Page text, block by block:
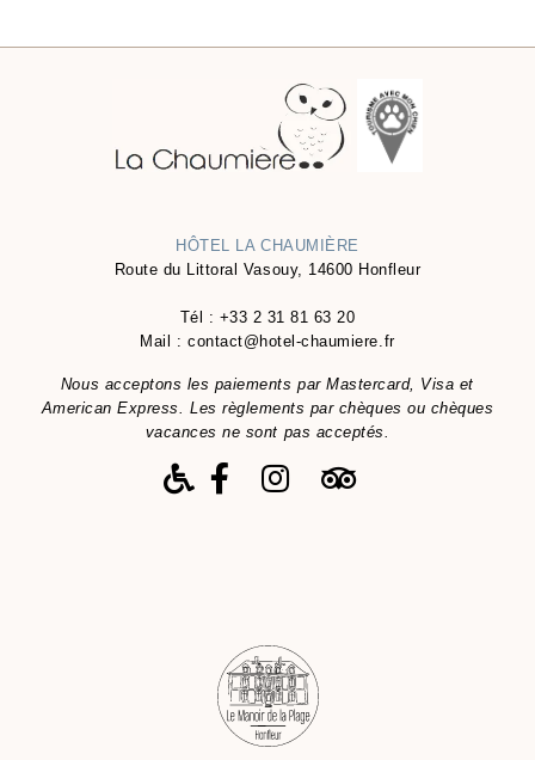
HÔTEL LA CHAUMIÈRE
Route du Littoral Vasouy, 14600 Honfleur
Tél : +33 2 31 81 63 20
Mail :contact@hotel-chaumiere.fr
Nous acceptons les paiements par Mastercard, Visa et
American Express. Les règlements par chèques ou chèques
vacances ne sont pas acceptés.